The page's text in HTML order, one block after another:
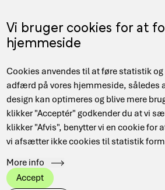
Vi bruger cookies for at
hjemmeside
Cookies anvendes til at føre statistik og
adfærd på vores hjemmeside, således
design kan optimeres og blive mere
klikker "Acceptér" godkender du at vi
klikker "Afvis", benytter vi en cookie for
vi afsætter ikke cookies til statistik
More info
Accept
til
hovedindhold
Main
navigation
Brødkrumme
Hjem Vejledninger
Vejledninger